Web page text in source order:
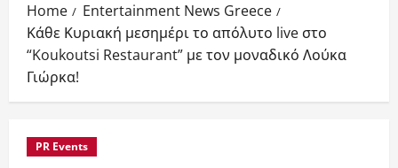
Home
Entertainment News Greece
Κάθε Κυριακή μεσημέρι το απόλυτο live στο
“Koukoutsi Restaurant” με τον μοναδικό Λούκα
Γιώρκα!
PR Events